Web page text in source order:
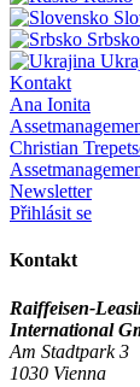
Srbsko
Kontakt
Ana Ionita
Christian
Newsletter
Přihlásit se
Kontakt
Raiffeisen-
International
Am Stadtpark 3
1030 Vienna